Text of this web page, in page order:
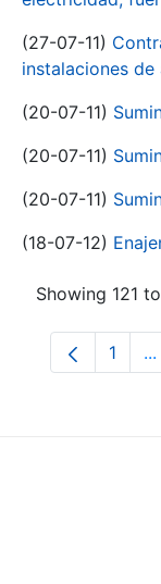
(27-07-11)
instalaciones de
(20-07-11)
(20-07-11)
(20-07-11)
(18-07-12)
Showing 121
Page
1 ...